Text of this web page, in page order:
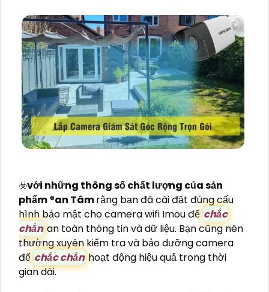
☣️với những thông số chất lượng của sản
phẩm®️an Tâmrằng bạn đã cài đặt đúng cấu
hình bảo mật cho camera wifi Imou để chắc
chắn an toàn thông tin và dữ liệu. Bạn cũng nên
thường xuyên kiểm tra và bảo dưỡng camera
để chắc chắn hoạt động hiệu quả trong thời
gian dài.